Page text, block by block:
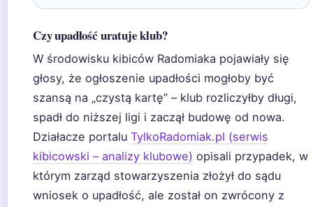
Czy upadłość uratuje klub?
W środowisku kibiców Radomiaka pojawiały się
głosy, że ogłoszenie upadłości mogłoby być
szansą na „czystą kartę” – klub rozliczyłby długi,
spadł do niższej ligi i zaczął budowę od nowa.
Działacze portalu TylkoRadomiak.pl (serwis
kibicowski – analizy klubowe) opisali przypadek, w
którym zarząd stowarzyszenia złożył do sądu
wniosek o upadłość, ale został on zwrócony z